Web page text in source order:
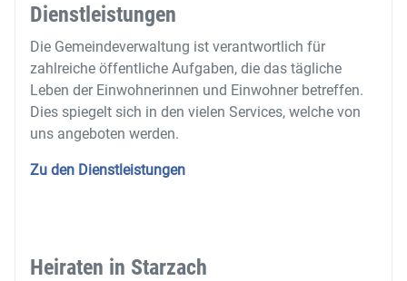
Dienstleistungen
Die Gemeindeverwaltung ist verantwortlich für
zahlreiche öffentliche Aufgaben, die das tägliche
Leben der Einwohnerinnen und Einwohner betreffen.
Dies spiegelt sich in den vielen Services, welche von
uns angeboten werden.
Zu den Dienstleistungen
Heiraten in Starzach